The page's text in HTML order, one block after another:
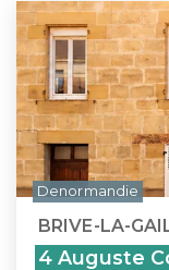
LLI
CIIC
PTZ
TVA
Pays
La
BRIVE-LA-
4 Auguste
Denormandie